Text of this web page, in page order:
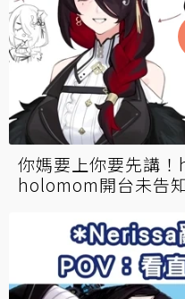
你媽要上你要先講
holomom開台未告